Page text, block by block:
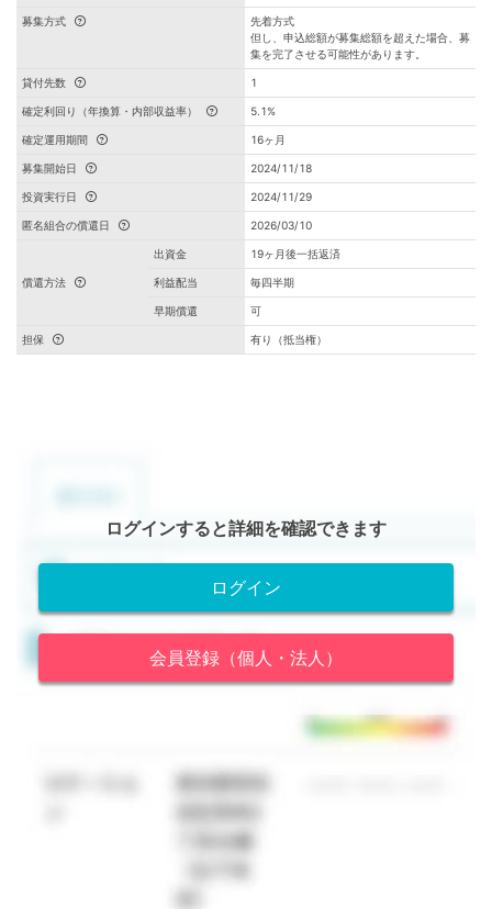
募集方式
先着方式
但し、申込総額が募集総額を超えた場合、募
集を完了させる可能性があります。
貸付先数 1
確定利回り（年換算・内部収益率） 5.1%
確定運用期間 16ヶ月
募集開始日 2024/11/18
投資実行日 2024/11/29
匿名組合の償還日 2026/03/10
償還方法
出資金 19ヶ月後一括返済
利益配当 毎四半期
早期償還 可
担保 有り（抵当権）
ログインすると詳細を確認できます
ログイン
会員登録（個人・法人）